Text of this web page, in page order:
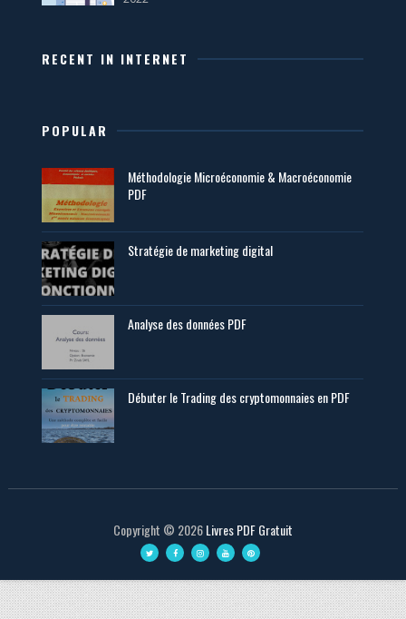
RECENT IN INTERNET
POPULAR
Méthodologie Microéconomie & Macroéconomie
PDF
Stratégie de marketing digital
Analyse des données PDF
Débuter le Trading des cryptomonnaies en PDF
Copyright © 2026Livres PDF Gratuit